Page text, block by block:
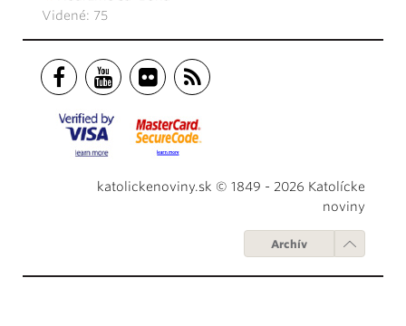
Videné: 75
katolickenoviny.sk © 1849 - 2026 Katolícke
noviny
Archív